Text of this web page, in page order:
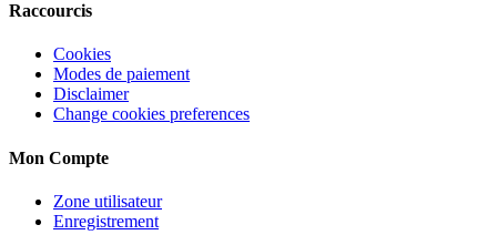
Raccourcis
Cookies
Modes de paiement
Disclaimer
Change cookies preferences
Mon Compte
Zone utilisateur
Enregistrement